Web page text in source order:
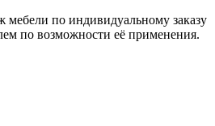
по индивидуальному заказу
по возможности её применения.